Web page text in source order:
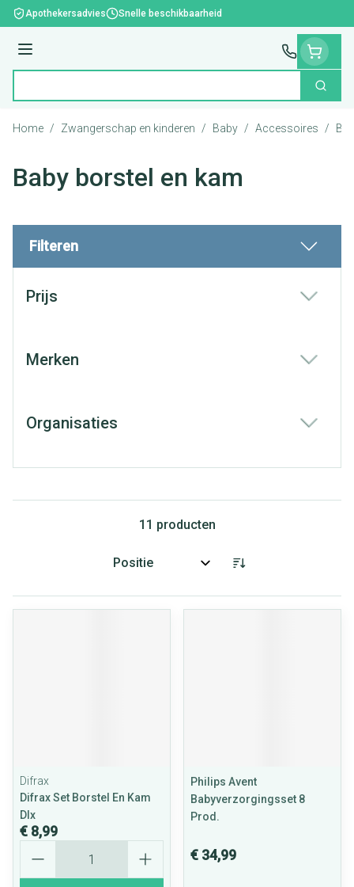
Ga naar de inhoud
Apothekersadvies Snelle beschikbaarheid
Menu
Zoek
Home / Zwangerschap en kinderen / Baby / Accessoires /
Baby borstel en kam
Filteren
Prijs
Merken
Organisaties
11 producten
Sorteer op:
Difrax
Difrax Set Borstel En Kam
Dlx
€ 8,99
Philips Avent
Babyverzorgingsset 8
Prod.
€ 34,99